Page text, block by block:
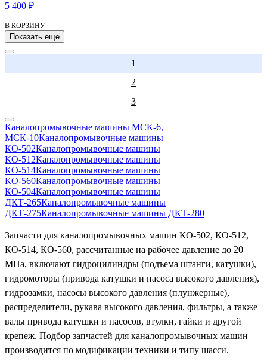
5 400 ₽
В КОРЗИНУ
Показать еще
1
2
3
Каналопромывочные машины МСК-6,
МСК-10Каналопромывочные машины
КО-502Каналопромывочные машины
КО-512Каналопромывочные машины
КО-514Каналопромывочные машины
КО-560Каналопромывочные машины
КО-504Каналопромывочные машины
ДКТ-265Каналопромывочные машины
ДКТ-275Каналопромывочные машины ДКТ-280
Запчасти для каналопромывочных машин КО-502, КО-512,
КО-514, КО-560, рассчитанные на рабочее давление до 20
МПа, включают гидроцилиндры (подъема штанги, катушки),
гидромоторы (привода катушки и насоса высокого давления),
гидрозамки, насосы высокого давления (плунжерные),
распределители, рукава высокого давления, фильтры, а также
валы привода катушки и насосов, втулки, гайки и другой
крепеж. Подбор запчастей для каналопромывочных машин
производится по модификации техники и типу шасси.